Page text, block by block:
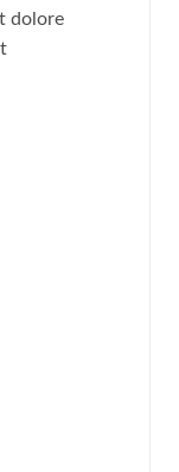
dolore